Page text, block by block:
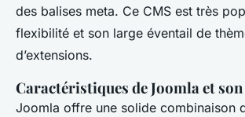
des balises meta. Ce CMS est très
flexibilité et son large éventail de
d’extensions.
Caractéristiques de Joomla et
Joomla offre une solide combinaison